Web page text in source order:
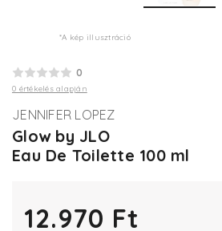
*A kép illusztráció
0
0 értékelés alapján
JENNIFER LOPEZ
Glow by JLO
Eau De Toilette 100 ml
12.970 Ft